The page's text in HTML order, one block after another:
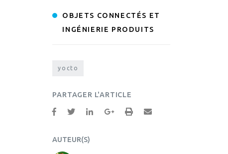
OBJETS CONNECTÉS ET
INGÉNIERIE PRODUITS
yocto
PARTAGER L'ARTICLE
AUTEUR(S)